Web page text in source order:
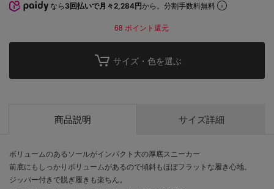
なら 3回払いで月々2,284円から。分割手数料無料
68 ポイント還元
サイズ・色を選ぶ
商品説明 サイズ詳細
ボリュームのあるソールがインパクト大の厚底スニーカー
前底にもしっかりボリュームがあるので傾斜もほぼフラットな履き心地。
ジッパー付きで脱ぎ履きも楽ちん。